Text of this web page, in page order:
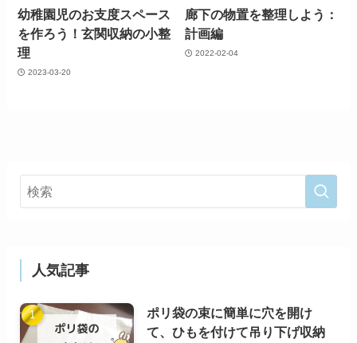
幼稚園児のお支度スペース
を作ろう！玄関収納の小整
理
2023-03-20
廊下の物置を整理しよう：
計画編
2022-02-04
人気記事
ポリ袋の束に簡単に穴を開け
て、ひもを付けて吊り下げ収納